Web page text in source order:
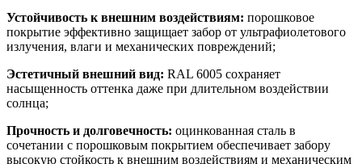
Устойчивость к внешним воздействиям: порошковое
покрытие эффективно защищает забор от ультрафиолетового
излучения, влаги и механических повреждений;
Эстетичный внешний вид: RAL 6005 сохраняет
насыщенность оттенка даже при длительном воздействии
солнца;
Прочность и долговечность: оцинкованная сталь в
сочетании с порошковым покрытием обеспечивает забору
высокую стойкость к внешним воздействиям и механическим